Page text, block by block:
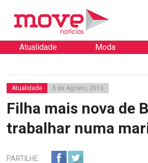
Atualidade Moda
Atualidade 5 de Agosto, 2016
Filha mais nova de
trabalhar numa
PARTILHE: